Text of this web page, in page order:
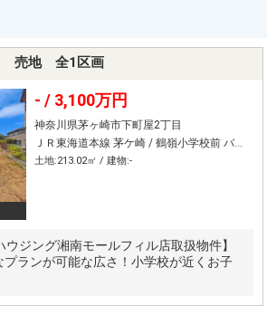
売地 全1区画
- / 3,100万円
神奈川県茅ヶ崎市下町屋2丁目
ＪＲ東海道本線 茅ケ崎 / 鶴嶺小学校前 バス11分 停歩6分
土地:213.02㎡ / 建物:-
ウジング湘南モールフィル店取扱物件】
プランが可能な広さ！小学校が近くお子